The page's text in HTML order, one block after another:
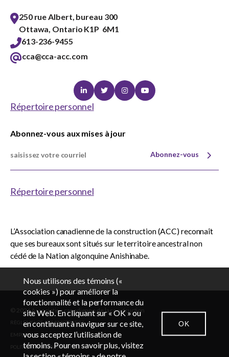
EN
CONTACTEZ-NOUS SALLE DES NOUVELLES
250 rue Albert, bureau 300
Ottawa, Ontario K1P 6M1
613-236-9455
cca@cca-acc.com
LinkedinTwitterInstagramYoutube
Répertoire personnel
Abonnez-vous aux mises à jour
Abonnez-vous
Répertoire personnel
L’Association canadienne de la construction (ACC) reconnaît
que ses bureaux sont situés sur le territoire ancestral non
cédé de la Nation algonquine Anishinabe.
© 2026 Association canadienne de la construction
RÈGLEMENTS ADMINISTRATIFS
EMPLOIS
POLITIQUE DE CONFIDENTIALITÉ
Nous utilisons des témoins («
cookies ») pour améliorer la
fonctionnalité et la performance du
site Web. En cliquant sur « OK » ou
en continuant à naviguer sur ce site,
vous acceptez l’utilisation de
témoins. Pour en savoir plus, visitez
OK